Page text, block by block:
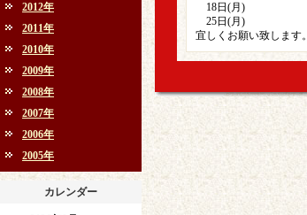
2012年
2011年
2010年
2009年
2008年
2007年
2006年
2005年
カレンダー
18日(月)
25日(月)
宜しくお願い致します。